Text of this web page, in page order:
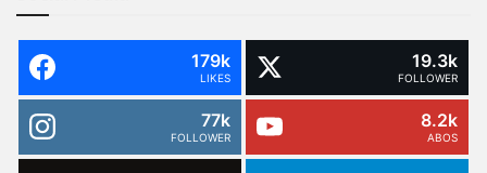
179k
LIKES
19.3k
FOLLOWER
77k
FOLLOWER
8.2k
ABOS